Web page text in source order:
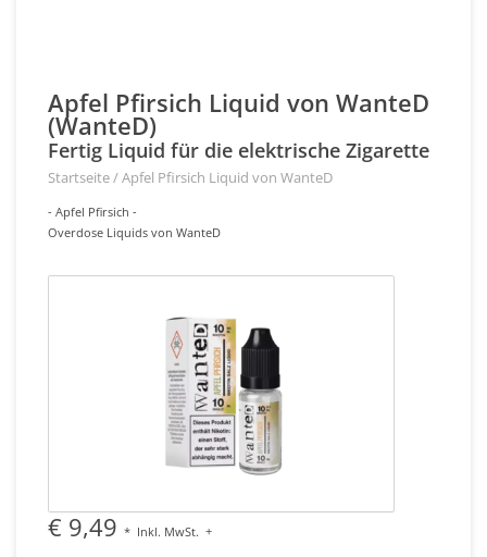
Apfel Pfirsich Liquid von WanteD
(WanteD)
Fertig Liquid für die elektrische Zigarette
Startseite/Apfel Pfirsich Liquid von WanteD
- Apfel Pfirsich -
Overdose Liquids von WanteD
€ 9,49 * Inkl. MwSt. +